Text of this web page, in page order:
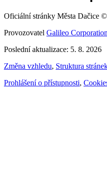
Oficiální stránky Města Dačice
Provozovatel Galileo
Poslední aktualizace: 5. 8. 2026
Změna vzhledu, Struktura
Prohlášení o přístupnosti,